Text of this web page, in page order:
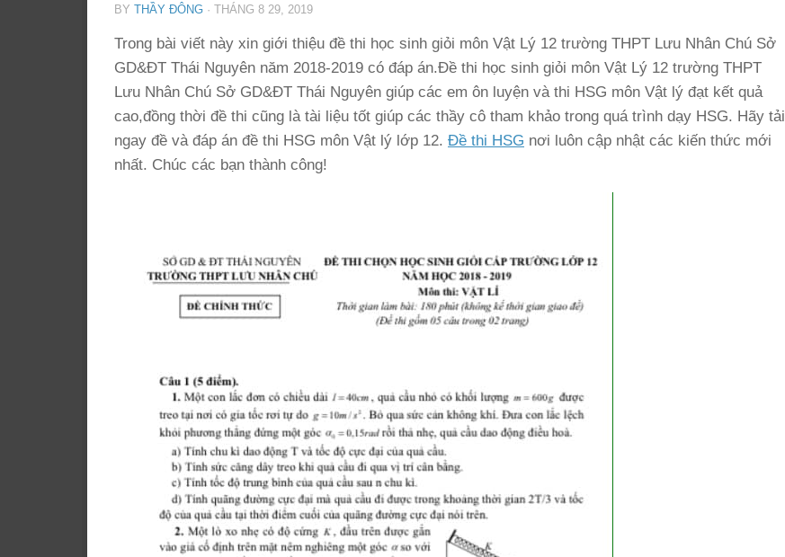
BY THẦY ĐÔNG · THÁNG 8 29, 2019
Trong bài viết này xin giới thiệu đề thi học sinh giỏi môn Vật Lý 12 trường THPT Lưu Nhân Chú Sở
GD&ĐT Thái Nguyên năm 2018-2019 có đáp án.Đề thi học sinh giỏi môn Vật Lý 12 trường THPT
Lưu Nhân Chú Sở GD&ĐT Thái Nguyên giúp các em ôn luyện và thi HSG môn Vật lý đạt kết quả
cao,đồng thời đề thi cũng là tài liệu tốt giúp các thầy cô tham khảo trong quá trình dạy HSG. Hãy tải
ngay đề và đáp án đề thi HSG môn Vật lý lớp 12. Đề thi HSG nơi luôn cập nhật các kiến thức mới
nhất. Chúc các bạn thành công!